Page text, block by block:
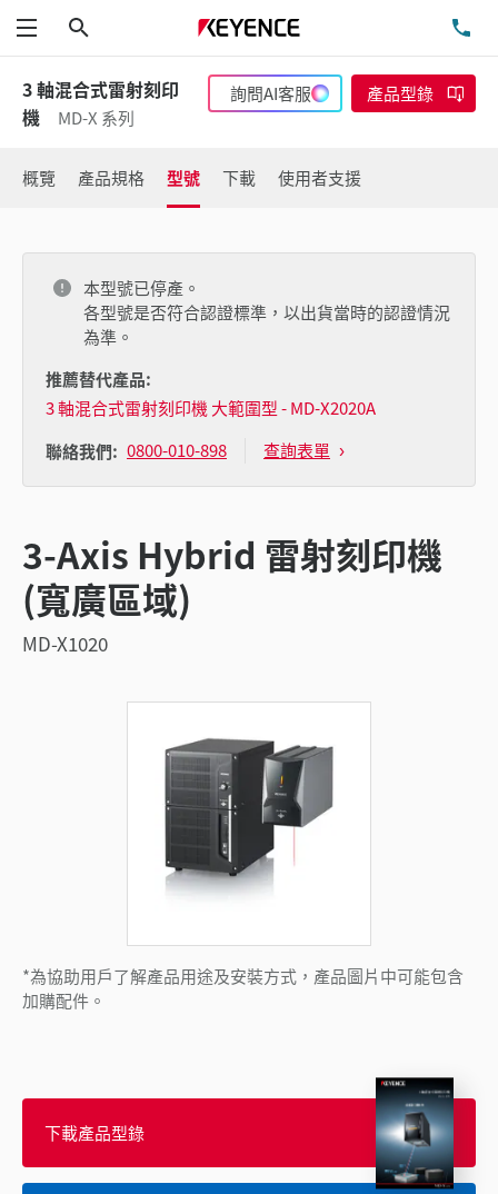
功能表
3 軸混合式雷射刻印
機
MD-X 系列
詢問AI客服 產品型錄
概覽 產品規格 型號 下載 使用者支援
本型號已停產。
各型號是否符合認證標準，以出貨當時的認證情況
為準。
推薦替代產品:
3 軸混合式雷射刻印機 大範圍型 - MD-X2020A
聯絡我們: 0800-010-898 查詢表單
3-Axis Hybrid 雷射刻印機
(寬廣區域)
MD-X1020
*為協助用戶了解產品用途及安裝方式，產品圖片中可能包含
加購配件。
下載產品型錄